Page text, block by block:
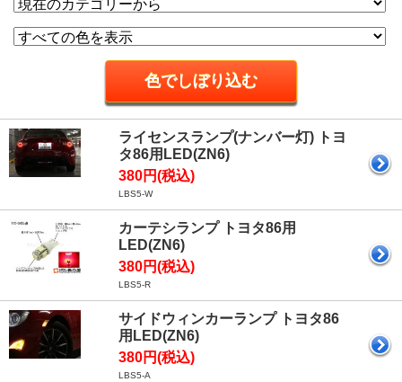
ライセンスランプ(ナンバー灯) トヨ
タ86用LED(ZN6)
380円(税込)
LBS5-W
カーテシランプ トヨタ86用
LED(ZN6)
380円(税込)
LBS5-R
サイドウィンカーランプ トヨタ86
用LED(ZN6)
380円(税込)
LBS5-A